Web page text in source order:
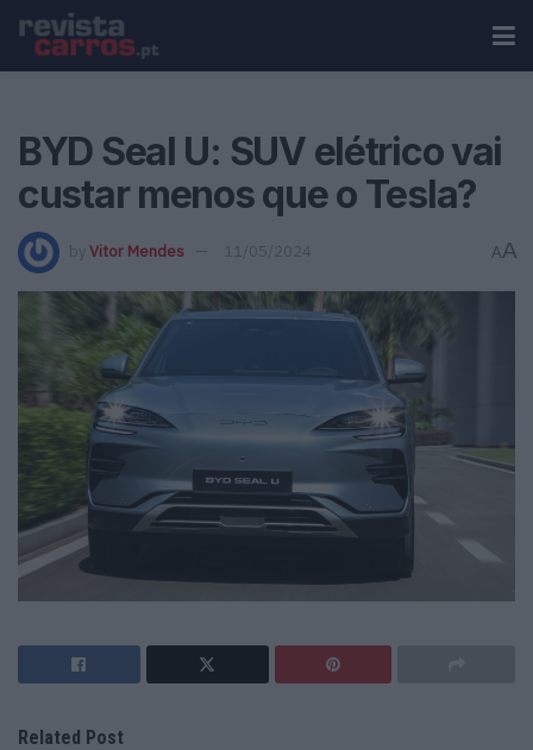
BYD Seal U: SUV elétrico vai
custar menos que o Tesla?
by Vitor Mendes 11/05/2024 AA
Related Post